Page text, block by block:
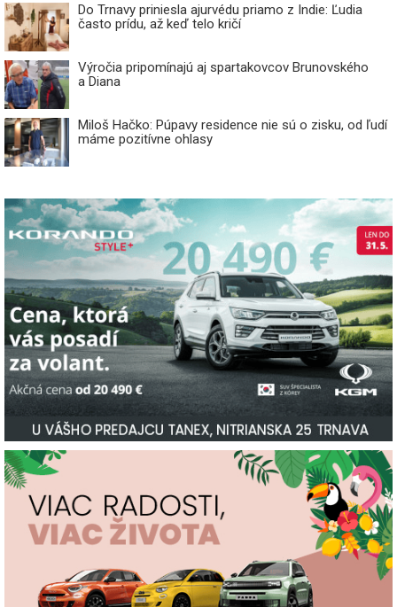
Do Trnavy priniesla ajurvédu priamo z Indie: Ľudia
často prídu, až keď telo kričí
Výročia pripomínajú aj spartakovcov Brunovského
a Diana
Miloš Hačko: Púpavy residence nie sú o zisku, od ľudí
máme pozitívne ohlasy